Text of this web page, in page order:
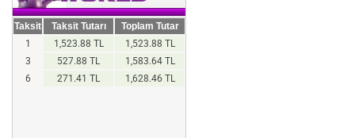
Taksit Taksit Tutarı
Toplam Tutar
1
1,523.88 TL
1,523.88 TL
3
527.88 TL
1,583.64 TL
6
271.41 TL 1,628.46 TL